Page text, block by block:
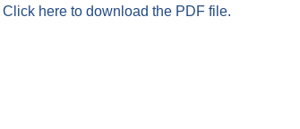
Click here to download the PDF file.